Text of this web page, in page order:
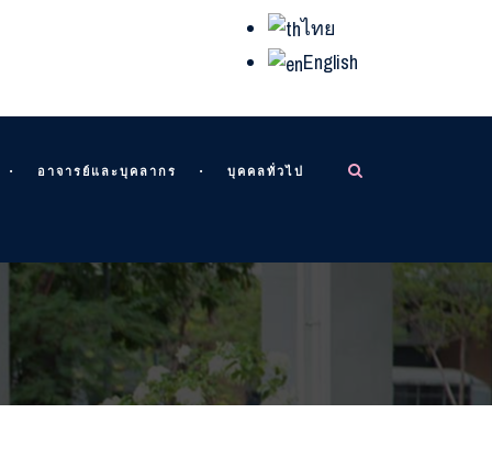
ไทย
English
อาจารย์และบุคลากร บุคคลทั่วไป